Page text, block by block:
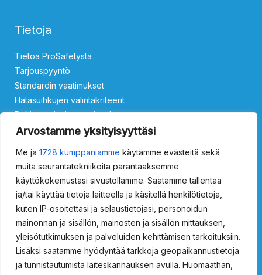
Arvostamme yksityisyyttäsi
Me ja 1728 kumppaniamme käytämme evästeitä sekä
muita seurantatekniikoita parantaaksemme
käyttökokemustasi sivustollamme. Saatamme tallentaa
ja/tai käyttää tietoja laitteella ja käsitellä henkilötietoja,
kuten IP-osoitettasi ja selaustietojasi, personoidun
mainonnan ja sisällön, mainosten ja sisällön mittauksen,
yleisötutkimuksen ja palveluiden kehittämisen tarkoituksiin.
Lisäksi saatamme hyödyntää tarkkoja geopaikannustietoja
ja tunnistautumista laiteskannauksen avulla. Huomaathan,
Tietoja
Tietoa ProSafetystä
Tarjouspyyntö
Standardin vaatimukset
Hätäsuihkujen valintakriteerit
Rekisteri- ja tietosuojaseloste
Ota yhteyttä
Silmäsuihkut
ProSafety 15011000 ProSafety 15011500ProSafety 15013000
ProSafety 15013500
Vartalosuihkut
ProSafety 15021000ProSafety 15021500
ProSafety 15024000ProSafety 15024020